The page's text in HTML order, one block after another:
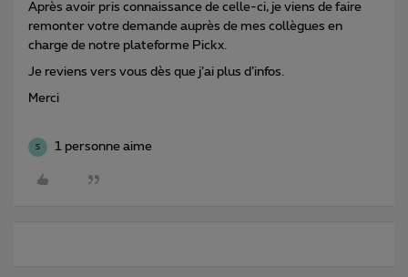
Après avoir pris connaissance de celle-ci, je viens de faire
remonter votre demande auprès de mes collègues en
charge de notre plateforme Pickx.
Je reviens vers vous dès que j’ai plus d’infos.
Merci
S 1 personne aime